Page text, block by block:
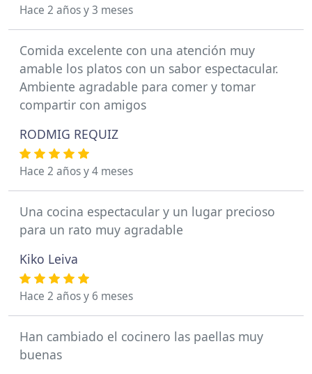
Hace 2 años y 3 meses
Comida excelente con una atención muy
amable los platos con un sabor espectacular.
Ambiente agradable para comer y tomar
compartir con amigos
RODMIG REQUIZ
Hace 2 años y 4 meses
Una cocina espectacular y un lugar precioso
para un rato muy agradable
Kiko Leiva
Hace 2 años y 6 meses
Han cambiado el cocinero las paellas muy
buenas